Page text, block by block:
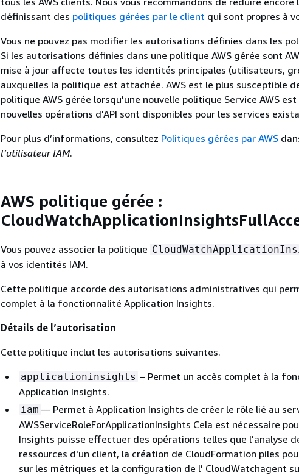
définissant des politiques gérées par le client qui sont propres à
Vous ne pouvez pas modifier les autorisations définies dans les
Si les autorisations définies dans une politique AWS gérée sont
mise à jour affecte toutes les identités principales (utilisateurs,
auxquelles la politique est attachée. AWS est le plus susceptible
politique AWS gérée lorsqu'une nouvelle politique Service AWS
nouvelles opérations d'API sont disponibles pour les services
Pour plus d’informations, consultez Politiques gérées par AWS
l’utilisateur IAM.
AWS politique gérée :
Vous pouvez associer la politique
à vos identités IAM.
Cette politique accorde des autorisations administratives qui
complet à la fonctionnalité Application Insights.
Détails de l’autorisation
Cette politique inclut les autorisations suivantes.
applicationinsights – Permet un accès complet à la
Application Insights.
iam — Permet à Application Insights de créer le rôle lié au
AWSServiceRoleForApplicationInsights Cela est nécessaire
Insights puisse effectuer des opérations telles que l'analyse
ressources d'un client, la création de CloudFormation piles
sur les métriques et la configuration de l' CloudWatchagent